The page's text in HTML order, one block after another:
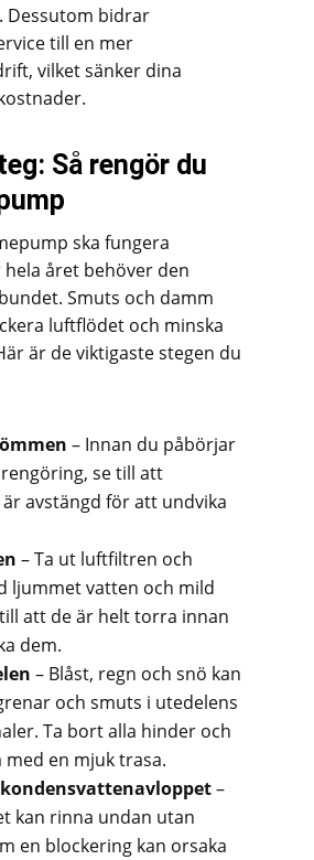
Dessutom bidrar
till en mer
vilket sänker dina
Så rengör du
ska fungera
året behöver den
Smuts och damm
luftflödet och minska
är de viktigaste stegen du
– Innan du påbörjar
se till att
avstängd för att undvika
– Ta ut luftfiltren och
ljummet vatten och mild
att de är helt torra innan
dem.
– Blåst, regn och snö kan
och smuts i utedelens
Ta bort alla hinder och
en mjuk trasa.
–
kan rinna undan utan
en blockering kan orsaka